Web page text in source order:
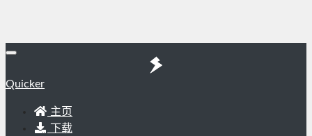
Quicker
主页
下载